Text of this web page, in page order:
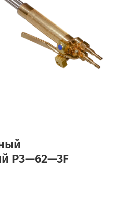
P3—62—3F